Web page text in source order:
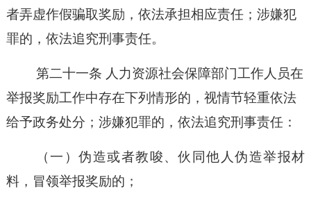
者弄虚作假骗取奖励，依法承担相应责任；涉嫌犯
罪的，依法追究刑事责任。
第二十一条 人力资源社会保障部门工作人员在
举报奖励工作中存在下列情形的，视情节轻重依法
给予政务处分；涉嫌犯罪的，依法追究刑事责任：
（一）伪造或者教唆、伙同他人伪造举报材
料，冒领举报奖励的；